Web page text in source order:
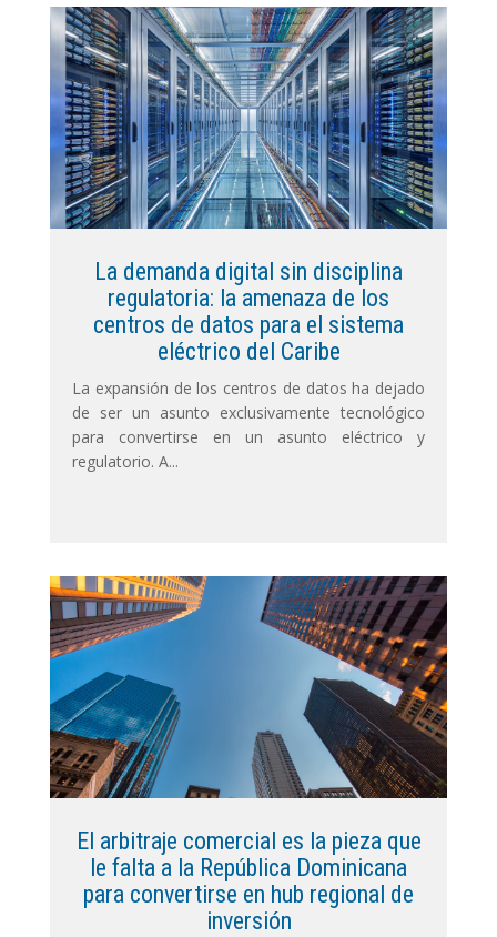
La demanda digital sin disciplina
regulatoria: la amenaza de los
centros de datos para el sistema
eléctrico del Caribe
La expansión de los centros de datos ha dejado
de ser un asunto exclusivamente tecnológico
para convertirse en un asunto eléctrico y
regulatorio. A...
El arbitraje comercial es la pieza que
le falta a la República Dominicana
para convertirse en hub regional de
inversión